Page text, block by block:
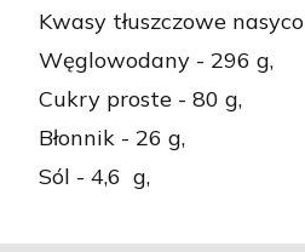
Kwasy tłuszczowe
Węglowodany - 296 g,
Cukry proste - 80 g,
Błonnik - 26 g,
Sól - 4,6 g,